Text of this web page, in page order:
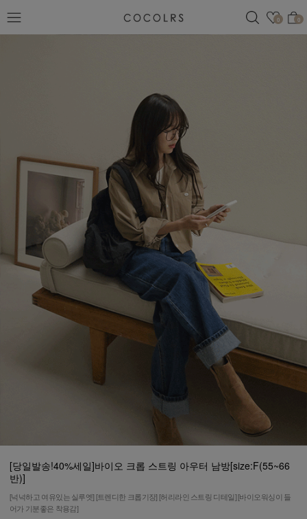
관심
0 0
검색
[당일발송!40%세일]바이오 크롭 스트링 아우터 남방[size:F(55~66
반)]
[넉넉하고 여유있는 실루엣] [트렌디한 크롭기장] [허리라인 스트링 디테일] [바이오워싱이 들
어가 기분좋은 착용감]